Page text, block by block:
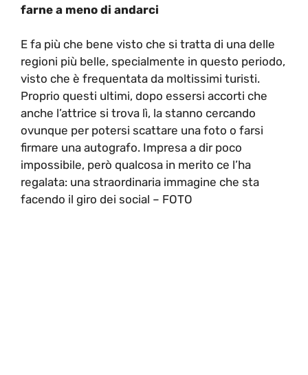
farne a meno di andarci
E fa più che bene visto che si tratta di una delle
regioni più belle, specialmente in questo periodo,
visto che è frequentata da moltissimi turisti.
Proprio questi ultimi, dopo essersi accorti che
anche l’attrice si trova lì, la stanno cercando
ovunque per potersi scattare una foto o farsi
firmare una autografo. Impresa a dir poco
impossibile, però qualcosa in merito ce l’ha
regalata: una straordinaria immagine che sta
facendo il giro dei social – FOTO